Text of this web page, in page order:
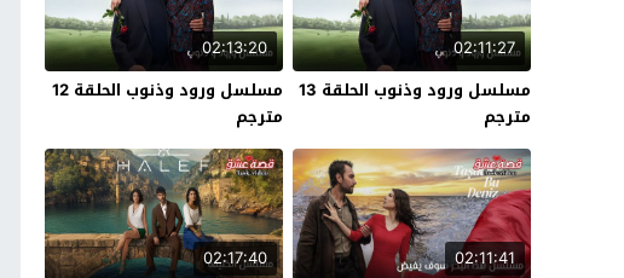
02:11:27
مسلسل ورود وذنوب الحلقة 13
مترجم
02:13:20
مسلسل ورود وذنوب الحلقة 12
مترجم
02:11:41
02:17:40